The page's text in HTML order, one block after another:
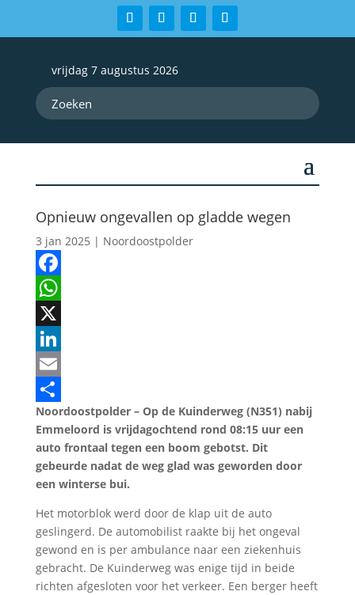
vrijdag 7 augustus 2026
Opnieuw ongevallen op gladde wegen
3 jan 2025 | Noordoostpolder
Facebook
WhatsApp
X
LinkedIn
Email
Delen
Noordoostpolder – Op de Kuinderweg (N351) nabij
Emmeloord is vrijdagochtend rond 08:15 uur een
auto frontaal tegen een boom gebotst. Dit
gebeurde nadat de weg glad was geworden door
een winterse bui.
Het motorblok werd door de klap uit de auto
geslingerd. De automobilist raakte bij het ongeval
gewond en is per ambulance naar een ziekenhuis
gebracht. De Kuinderweg was enige tijd in beide
richten afgesloten voor het verkeer. Een berger heeft